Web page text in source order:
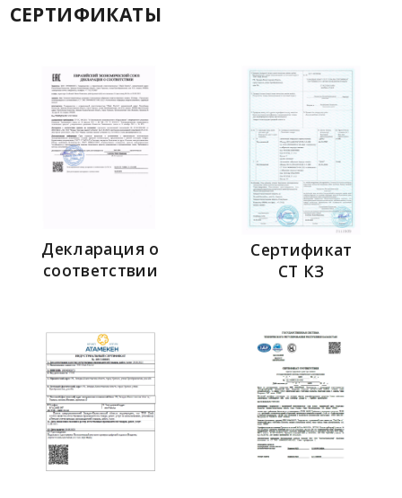
СЕРТИФИКАТЫ
Декларация о
соответствии
Сертификат
СТ КЗ